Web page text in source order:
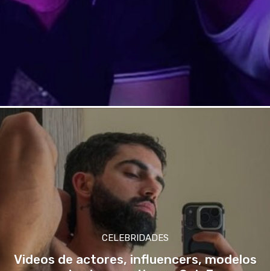
CELEBRIDADES
Videos de actores, influencers, modelos